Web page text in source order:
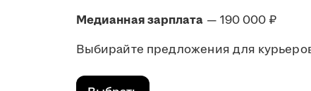
Медианная зарплата — 190 000 ₽
Выбирайте предложения для